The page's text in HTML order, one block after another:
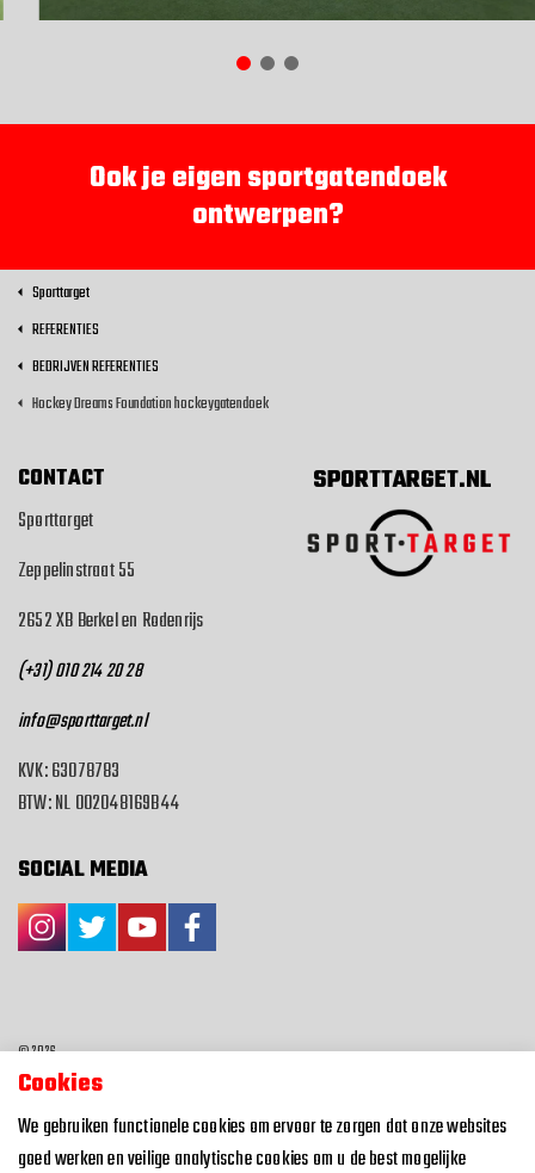
Ook je eigen sportgatendoek
ontwerpen?
Sporttarget
REFERENTIES
BEDRIJVEN REFERENTIES
Hockey Dreams Foundation hockeygatendoek
CONTACT
Sporttarget
Zeppelinstraat 55
2652 XB Berkel en Rodenrijs
(+31) 010 214 20 28
info@sporttarget.nl
KVK: 63078783
BTW: NL 002048169B44
SPORTTARGET.NL
SOCIAL MEDIA
© 2026
Algemene voorwaarden
Cookies
We gebruiken functionele cookies om ervoor te zorgen dat onze websites
goed werken en veilige analytische cookies om u de best mogelijke